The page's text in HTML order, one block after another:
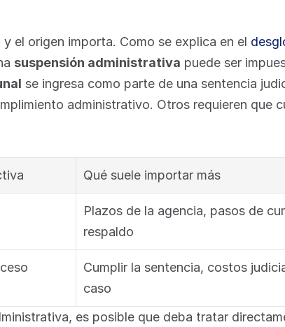
el origen importa. Como se explica en el
suspensión administrativa puede ser
se ingresa como parte de una sentencia
administrativo. Otros requieren que
Qué suele importar más
Plazos de la agencia, pasos de
respaldo
Cumplir la sentencia, costos
caso
es posible que deba tratar